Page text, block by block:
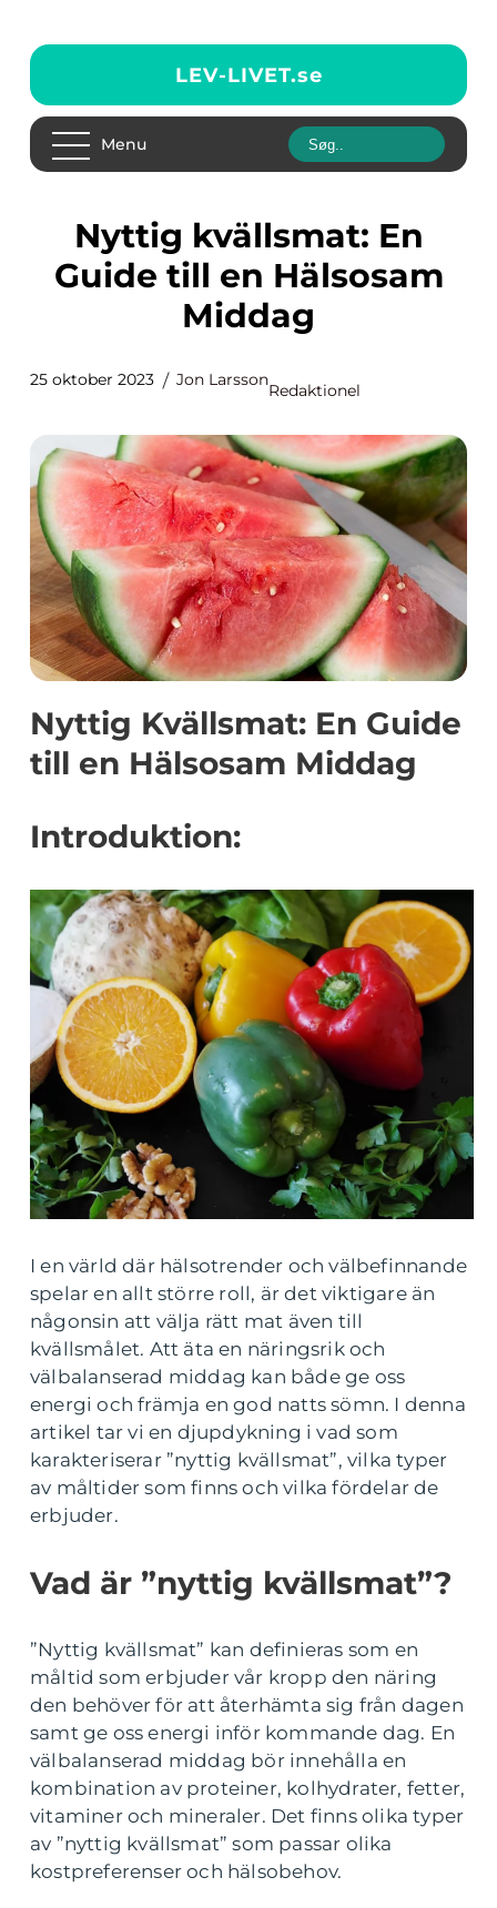
LEV-LIVET.se
Menu
Nyttig kvällsmat: En
Guide till en Hälsosam
Middag
25 oktober 2023 Jon Larsson
Redaktionel
Nyttig Kvällsmat: En Guide
till en Hälsosam Middag
Introduktion:
I en värld där hälsotrender och välbefinnande
spelar en allt större roll, är det viktigare än
någonsin att välja rätt mat även till
kvällsmålet. Att äta en näringsrik och
välbalanserad middag kan både ge oss
energi och främja en god natts sömn. I denna
artikel tar vi en djupdykning i vad som
karakteriserar ”nyttig kvällsmat”, vilka typer
av måltider som finns och vilka fördelar de
erbjuder.
Vad är ”nyttig kvällsmat”?
”Nyttig kvällsmat” kan definieras som en
måltid som erbjuder vår kropp den näring
den behöver för att återhämta sig från dagen
samt ge oss energi inför kommande dag. En
välbalanserad middag bör innehålla en
kombination av proteiner, kolhydrater, fetter,
vitaminer och mineraler. Det finns olika typer
av ”nyttig kvällsmat” som passar olika
kostpreferenser och hälsobehov.